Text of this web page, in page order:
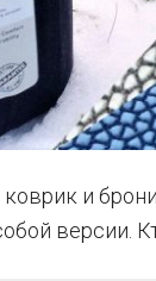
и
версии.